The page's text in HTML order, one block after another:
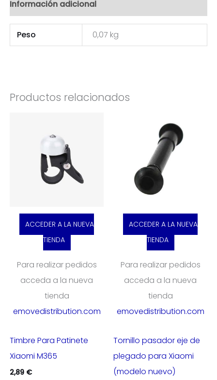
Información adicional
Peso 0,07 kg
Productos relacionados
ACCEDER A LA NUEVA
TIENDA
Para realizar pedidos
acceda a la nueva
tienda
emovedistribution.com
Timbre Para Patinete
Xiaomi M365
2,89 €
ACCEDER A LA NUEVA
TIENDA
Para realizar pedidos
acceda a la nueva
tienda
emovedistribution.com
Tornillo pasador eje de
plegado para Xiaomi
(modelo nuevo)